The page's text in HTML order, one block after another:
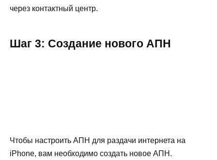
через контактный центр.
Шаг 3: Создание нового АПН
Чтобы настроить АПН для раздачи интернета на
iPhone, вам необходимо создать новое АПН.